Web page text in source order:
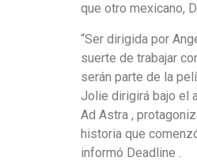
que otro mexicano,
“Ser dirigida por
suerte de trabajar
serán parte de la
Jolie dirigirá bajo el
Ad Astra ,
historia que
informó Deadline .